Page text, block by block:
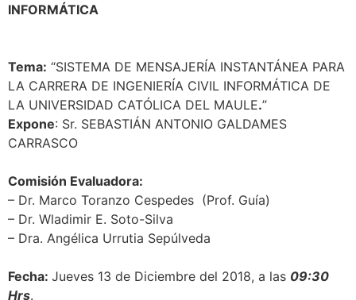
INFORMÁTICA
Tema: “SISTEMA DE MENSAJERÍA INSTANTÁNEA PARA
LA CARRERA DE INGENIERÍA CIVIL INFORMÁTICA DE
LA UNIVERSIDAD CATÓLICA DEL MAULE.”
Expone: Sr. SEBASTIÁN ANTONIO GALDAMES
CARRASCO
Comisión Evaluadora:
– Dr. Marco Toranzo Cespedes (Prof. Guía)
– Dr. Wladimir E. Soto-Silva
– Dra. Angélica Urrutia Sepúlveda
Fecha: Jueves 13 de Diciembre del 2018, a las 09:30
Hrs.